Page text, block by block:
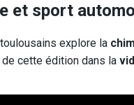
et sport
explore la
de cette édition dans la